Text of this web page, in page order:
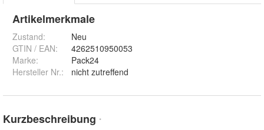
Artikelmerkmale
Zustand:
Neu
GTIN / EAN:
4262510950053
Marke:
Pack24
Hersteller Nr.:
nicht zutreffend
Kurzbeschreibung *